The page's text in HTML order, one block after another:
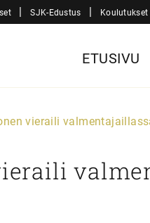
| SJK-Edustus | Koulutukset
ETUSIVU
vieraili